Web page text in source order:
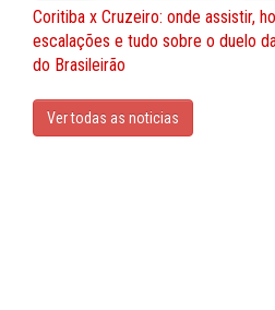
Coritiba x Cruzeiro: onde assistir,
escalações e tudo sobre o duelo
do Brasileirão
Ver todas as noticias